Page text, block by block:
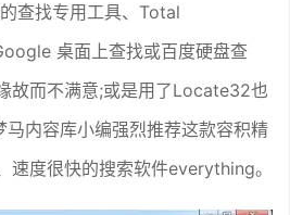
查找专用工具、Total
桌面上查找或百度硬盘查
故而不满意;或是用了Locate32也
内容库小编强烈推荐这款容积精
速度很快的搜索软件everything。